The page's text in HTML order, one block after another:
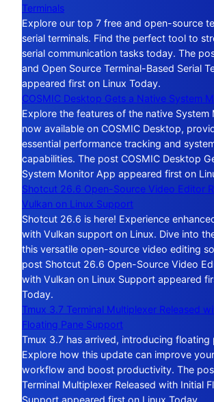
Terminals
Explore our top 7 free and open-source
serial terminals. Find the perfect tool to
serial communication tasks today. The
and Open Source Terminal-Based Serial
appeared first on Linux Today.
COSMIC Desktop Gets a Native System
Explore the features of the native System
now available on COSMIC Desktop,
essential performance tracking and
capabilities. The post COSMIC Desktop
System Monitor App appeared first on
Shotcut 26.6 Open-Source Video Editor
Vulkan on Linux Support
Shotcut 26.6 is here! Experience
with Vulkan support on Linux. Dive into
this versatile open-source video editing
post Shotcut 26.6 Open-Source Video
with Vulkan on Linux Support appeared
Today.
Tmux 3.7 Terminal Multiplexer Released
Floating Pane Support
Tmux 3.7 has arrived, introducing floating
Explore how this update can improve
workflow and boost productivity. The
Terminal Multiplexer Released with Initial
Support appeared first on Linux Today.